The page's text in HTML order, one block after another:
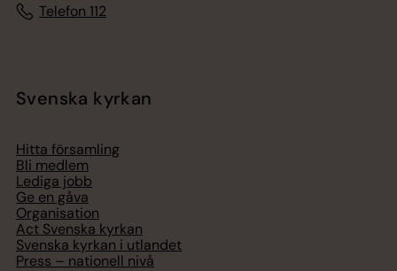
Telefon 112
Svenska kyrkan
Hitta församling
Bli medlem
Lediga jobb
Ge en gåva
Organisation
Act Svenska kyrkan
Svenska kyrkan i utlandet
Press – nationell nivå